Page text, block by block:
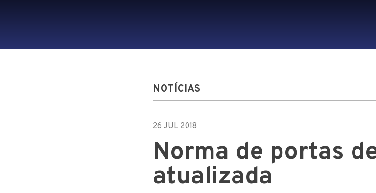
NOTÍCIAS
26 JUL 2018
Norma de portas
atualizada